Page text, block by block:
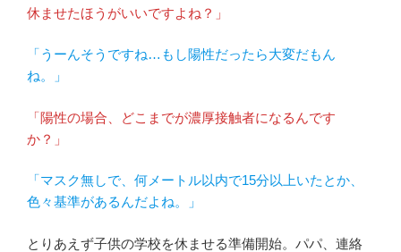
休ませたほうがいいですよね？」
「うーんそうですね…もし陽性だったら大変だもん
ね。」
「陽性の場合、どこまでが濃厚接触者になるんです
か？」
「マスク無しで、何メートル以内で15分以上いたとか、
色々基準があるんだよね。」
とりあえず子供の学校を休ませる準備開始。パパ、連絡